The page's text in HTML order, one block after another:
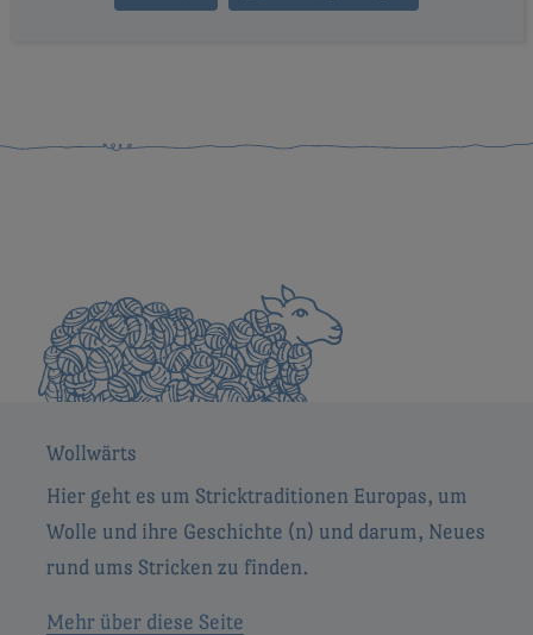
Wollwärts
Hier geht es um Stricktraditionen Europas, um
Wolle und ihre Geschichte (n) und darum, Neues
rund ums Stricken zu finden.
Mehr über diese Seite